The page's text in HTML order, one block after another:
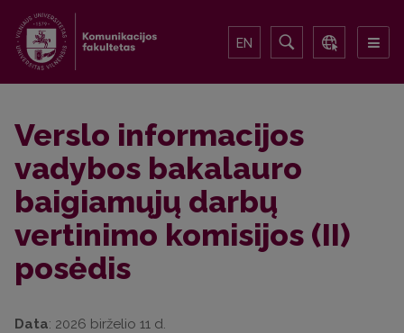
EN
Verslo informacijos
vadybos bakalauro
baigiamųjų darbų
vertinimo komisijos (II)
posėdis
Data: 2026 birželio 11 d.